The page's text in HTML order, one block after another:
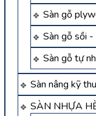
Sàn gỗ
Sàn gỗ sồi
Sàn gỗ tự
Sàn nâng kỹ
SÀN NHỰA